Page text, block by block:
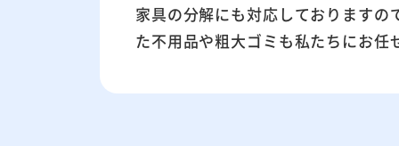
家具の分解にも対応しておりますの
た不用品や粗大ゴミも私たちにお任